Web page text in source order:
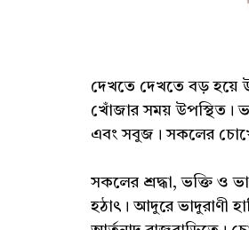
দেখতে দেখতে বড় হয়ে
খোঁজার সময় উপস্থিত।
এবং সবুজ। সকলের চোখে
সকলের শ্রদ্ধা, ভক্তি ও
হঠাৎ। আদুরে ভাদুরাণী